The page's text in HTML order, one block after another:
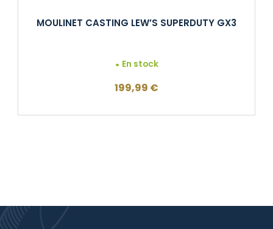
MOULINET CASTING LEW’S SUPERDUTY GX3
En stock
199,99 €